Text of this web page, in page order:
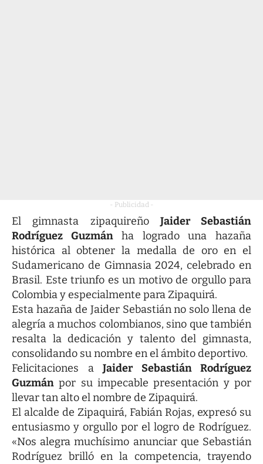
- Publicidad -
El gimnasta zipaquireño Jaider Sebastián
Rodríguez Guzmánha logrado una hazaña
histórica al obtener la medalla de oro en el
Sudamericano de Gimnasia 2024, celebrado en
Brasil. Este triunfo es un motivo de orgullo para
Colombia y especialmente para Zipaquirá.
Esta hazaña de Jaider Sebastián no solo llena de
alegría a muchos colombianos, sino que también
resalta la dedicación y talento del gimnasta,
consolidando su nombre en el ámbito deportivo.
Felicitaciones a Jaider Sebastián Rodríguez
Guzmán por su impecable presentación y por
llevar tan alto el nombre de Zipaquirá.
El alcalde de Zipaquirá, Fabián Rojas, expresó su
entusiasmo y orgullo por el logro de Rodríguez.
«Nos alegra muchísimo anunciar que Sebastián
Rodríguez brilló en la competencia, trayendo